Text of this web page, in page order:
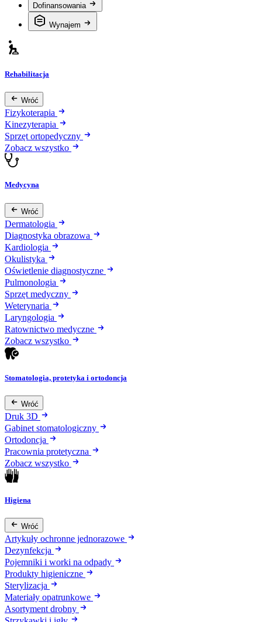
Dofinansowania
Wynajem
Rehabilitacja
Wróć
Fizykoterapia
Kinezyterapia
Sprzęt ortopedyczny
Zobacz wszystko
Medycyna
Wróć
Dermatologia
Diagnostyka obrazowa
Kardiologia
Okulistyka
Oświetlenie diagnostyczne
Pulmonologia
Sprzęt medyczny
Weterynaria
Laryngologia
Ratownictwo medyczne
Zobacz wszystko
Stomatologia, protetyka i ortodoncja
Wróć
Druk 3D
Gabinet stomatologiczny
Ortodoncja
Pracownia protetyczna
Zobacz wszystko
Higiena
Wróć
Artykuły ochronne jednorazowe
Dezynfekcja
Pojemniki i worki na odpady
Produkty higieniczne
Sterylizacja
Materiały opatrunkowe
Asortyment drobny